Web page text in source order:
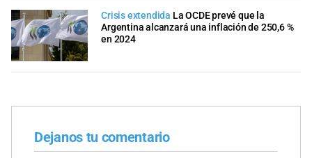
Crisis extendida La OCDE prevé que la
Argentina alcanzará una inflación de 250,6 %
en 2024
Dejanos tu comentario